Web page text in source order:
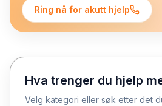
Ring nå for akutt hjelp
Hva trenger du hjelp
Velg kategori eller søk etter det